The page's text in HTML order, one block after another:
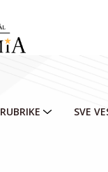
RUBRIKE SVE